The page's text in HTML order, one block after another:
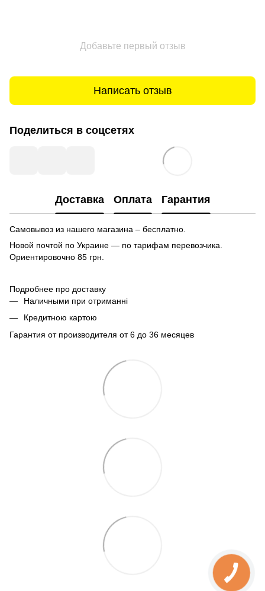
Добавьте первый отзыв
Написать отзыв
Поделиться в соцсетях
Доставка Оплата Гарантия
Самовывоз из нашего магазина – бесплатно.
Новой почтой по Украине — по тарифам перевозчика.
Ориентировочно 85 грн.
Подробнее про доставку
Наличными при отриманні
Кредитною картою
Гарантия от производителя от 6 до 36 месяцев